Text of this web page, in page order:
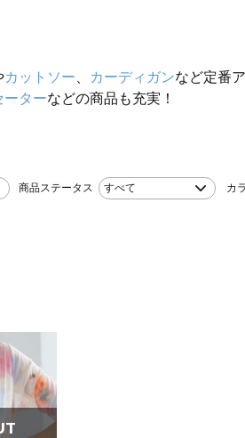
カットソー カーディガンなど定番
ーターなどの商品も充実！
商品ステータス すべて カ